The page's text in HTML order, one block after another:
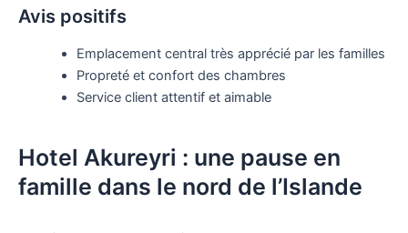
Avis positifs
Emplacement central très apprécié par les familles
Propreté et confort des chambres
Service client attentif et aimable
Hotel Akureyri : une pause en
famille dans le nord de l’Islande